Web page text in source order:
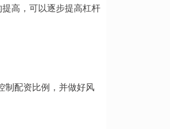
高，可以逐步提高杠杆
制配资比例，并做好风